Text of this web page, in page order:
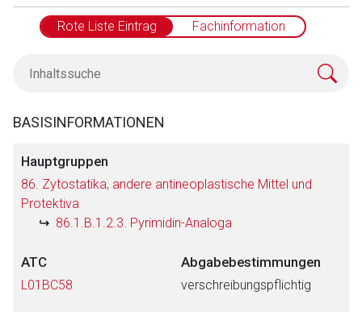
Rote Liste Eintrag Fachinformation
BASISINFORMATIONEN
Hauptgruppen
86. Zytostatika, andere antineoplastische Mittel und
Protektiva
86.1.B.1.2.3. Pyrimidin-Analoga
ATC
L01BC58
Abgabebestimmungen
verschreibungspflichtig